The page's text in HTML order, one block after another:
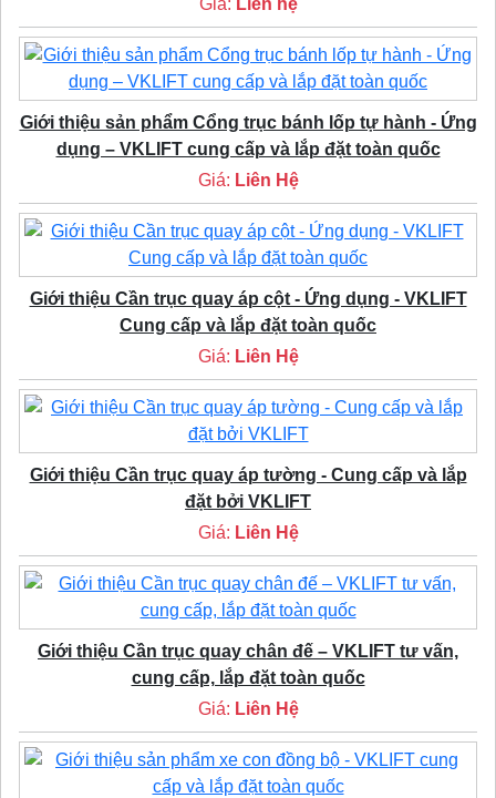
Giới thiệu sản phẩm Cổng trục bánh lốp tự hành - Ứng
dụng – VKLIFT cung cấp và lắp đặt toàn quốc
Giá: Liên Hệ
Giới thiệu Cần trục quay áp cột - Ứng dụng - VKLIFT
Cung cấp và lắp đặt toàn quốc
Giá: Liên Hệ
Giới thiệu Cần trục quay áp tường - Cung cấp và lắp
đặt bởi VKLIFT
Giá: Liên Hệ
Giới thiệu Cần trục quay chân đế – VKLIFT tư vấn,
cung cấp, lắp đặt toàn quốc
Giá: Liên Hệ